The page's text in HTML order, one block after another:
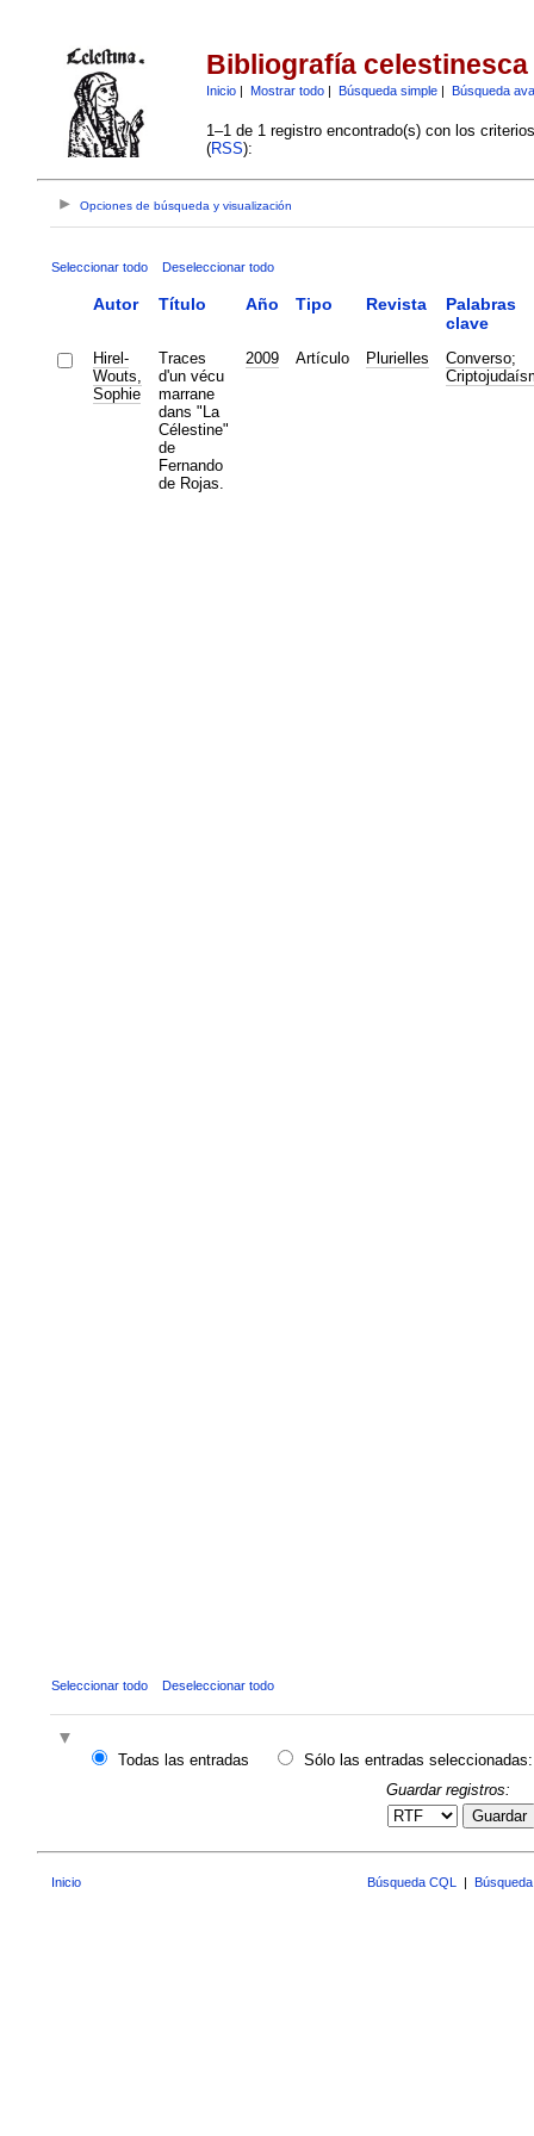
Bibliografía celestinesca
Inicio| Mostrar todo| Búsqueda simple| Búsqueda
1–1 de 1 registro encontrado(s) con los
(RSS):
Opciones de búsqueda y visualización
Seleccionar todo Deseleccionar todo
Autor Título Año Tipo Revista
Palabras
clave
Hirel-
Wouts,
Sophie
Traces
d'un vécu
marrane
dans "La
Célestine"
de
Fernando
de Rojas.
2009 Artículo Plurielles Converso;
Seleccionar todo Deseleccionar todo
Todas las entradas
Sólo las entradas seleccionadas:
Guardar registros:
Guardar
Inicio Búsqueda CQL